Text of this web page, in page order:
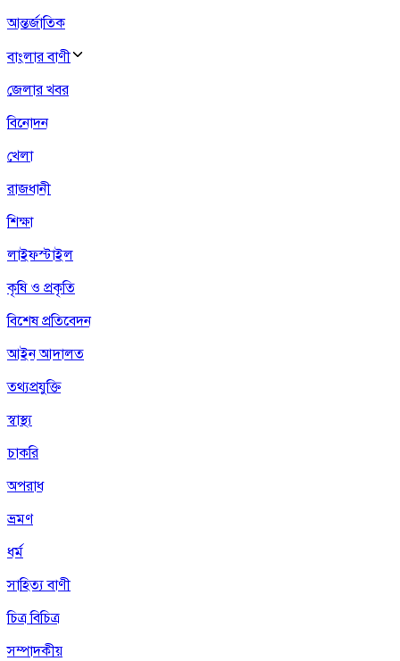
আন্তর্জাতিক
বাংলার বাণী
জেলার খবর
বিনোদন
খেলা
রাজধানী
শিক্ষা
লাইফস্টাইল
কৃষি ও প্রকৃতি
বিশেষ প্রতিবেদন
আইন আদালত
তথ্যপ্রযুক্তি
স্বাস্থ্য
চাকরি
অপরাধ
ভ্রমণ
ধর্ম
সাহিত্য বাণী
চিত্র বিচিত্র
সম্পাদকীয়